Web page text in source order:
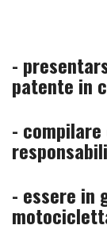
-
patente in
-
- essere in